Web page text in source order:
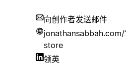
向创作者发送邮件
jonathansabbah.com/
store
领英